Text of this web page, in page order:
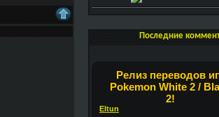
Последние
Релиз переводов
Pokemon White 2 /
2!
Eltun